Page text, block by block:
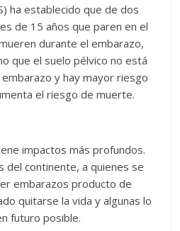
ha establecido que de dos
de 15 años que paren en el
durante el embarazo,
que el suelo pélvico no está
y hay mayor riesgo
el riesgo de muerte.
impactos más profundos.
del continente, a quienes se
embarazos producto de
quitarse la vida y algunas lo
futuro posible.